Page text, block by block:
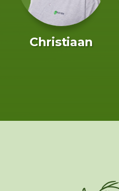
Christiaan